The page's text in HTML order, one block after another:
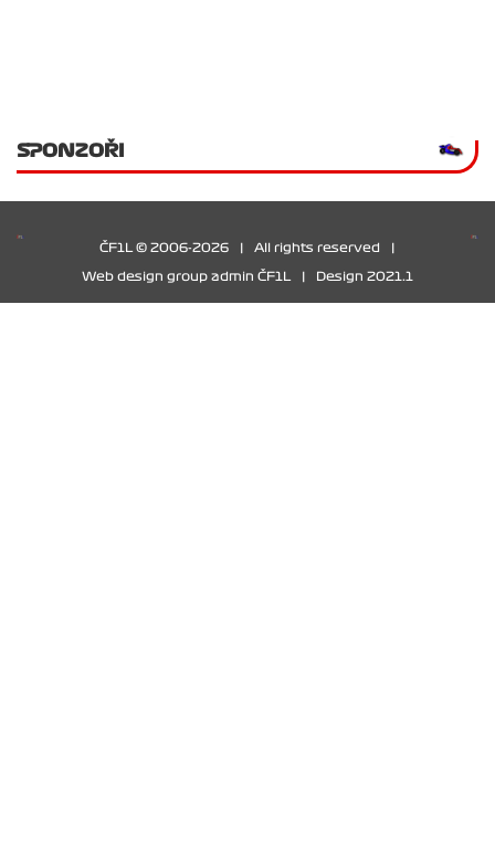
SPONZOŘI
ČF1L © 2006-2026 All rights reserved
Web design group admin ČF1L Design 2021.1